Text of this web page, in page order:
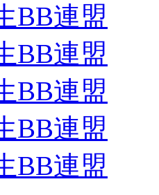
BB連盟
BB連盟
BB連盟
BB連盟
BB連盟